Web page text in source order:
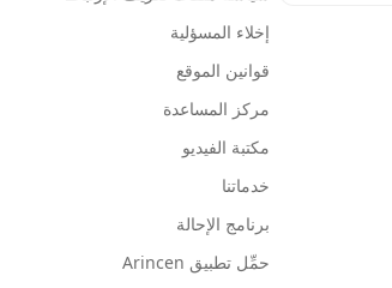
إخلاء المسؤلية
قوانين الموقع
مركز المساعدة
مكتبة الفيديو
خدماتنا
برنامج الإحالة
حمِّل تطبيق Arincen